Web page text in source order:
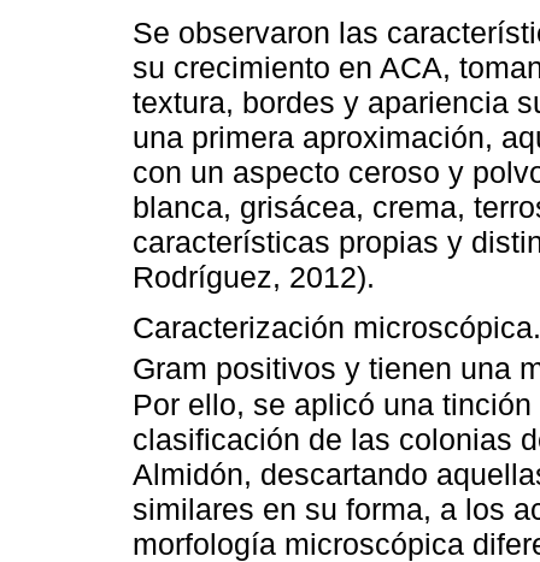
Se observaron las
su crecimiento en ACA,
textura, bordes y apariencia
una primera aproximación,
con un aspecto ceroso y
blanca, grisácea, crema,
características propias y
Rodríguez, 2012).
Caracterización
Gram positivos y tienen una
Por ello, se aplicó una
clasificación de las colonias
Almidón, descartando
similares en su forma, a los
morfología microscópica